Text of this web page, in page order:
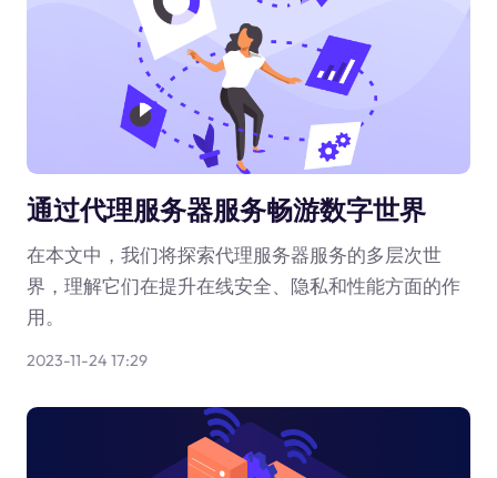
通过代理服务器服务畅游数字世界
在本文中，我们将探索代理服务器服务的多层次世
界，理解它们在提升在线安全、隐私和性能方面的作
用。
2023-11-24 17:29